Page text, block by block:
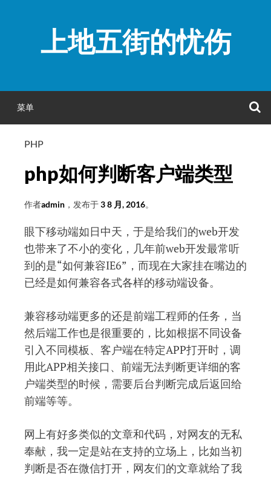
上地五街的忧伤
菜单
PHP
php如何判断客户端类型
作者admin ，发布于3 8 月, 2016。
眼下移动端如日中天，于是给我们的web开发
也带来了不小的变化，几年前web开发最常听
到的是“如何兼容IE6”，而现在大家挂在嘴边的
已经是如何兼容各式各样的移动端设备。
兼容移动端更多的还是前端工程师的任务，当
然后端工作也是很重要的，比如根据不同设备
引入不同模板、客户端在特定APP打开时，调
用此APP相关接口、前端无法判断更详细的客
户端类型的时候，需要后台判断完成后返回给
前端等等。
网上有好多类似的文章和代码，对网友的无私
奉献，我一定是站在支持的立场上，比如当初
判断是否在微信打开，网友们的文章就给了我